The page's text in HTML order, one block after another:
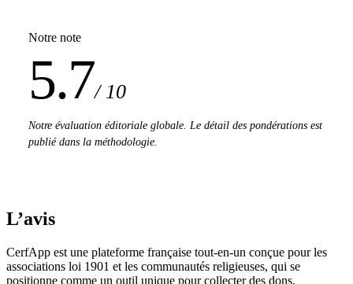
Notre note
5.7/ 10
Notre évaluation éditoriale globale. Le détail des pondérations est
publié dans la méthodologie.
L’avis
CerfApp est une plateforme française tout-en-un conçue pour les
associations loi 1901 et les communautés religieuses, qui se
positionne comme un outil unique pour collecter des dons,